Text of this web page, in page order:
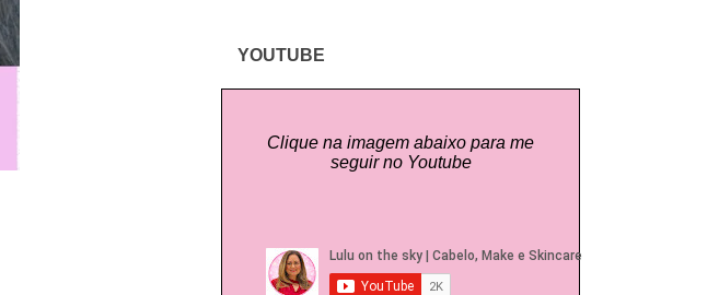
YOUTUBE
Clique na imagem abaixo para me
seguir no Youtube